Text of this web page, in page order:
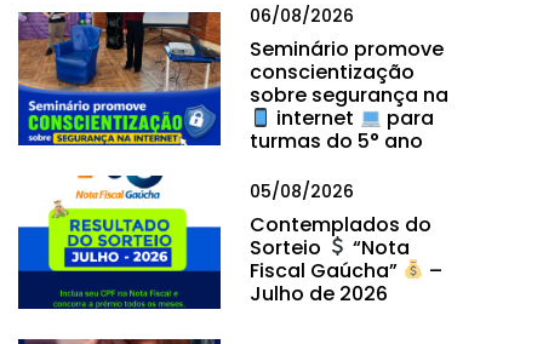
06/08/2026
Seminário promove
conscientização
sobre segurança na
internet
para
turmas do 5° ano
05/08/2026
Contemplados do
Sorteio
“Nota
Fiscal Gaúcha”
–
Julho de 2026